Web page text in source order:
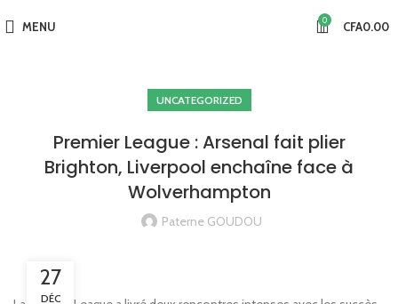
MENU 0 CFA0.00
UNCATEGORIZED
Premier League : Arsenal fait plier
Brighton, Liverpool enchaîne face à
Wolverhampton
Paterne GOUDOU
27
DÉC